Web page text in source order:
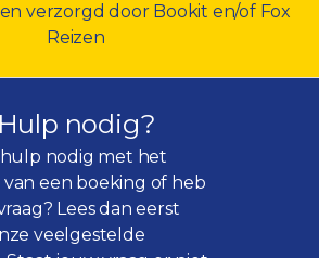
verzorgd door Bookit en/of Fox
Reizen
Hulp nodig?
nodig met het
van een boeking of heb
Lees dan eerst
veelgestelde